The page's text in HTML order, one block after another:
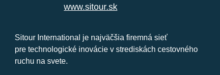
www.sitour.sk
Sitour International je najväčšia firemná sieť
pre technologické inovácie v strediskách cestovného
ruchu na svete.